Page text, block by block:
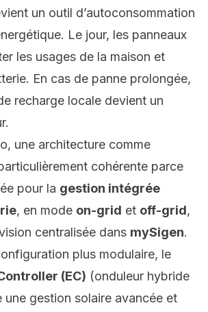
un outil d’autoconsommation
Le jour, les panneaux
les usages de la maison et
En cas de panne prolongée,
recharge locale devient un
une architecture comme
cohérente parce
pour la gestion intégrée
, en mode on-grid et off-grid,
centralisée dans mySigen.
plus modulaire, le
(EC) (onduleur hybride
gestion solaire avancée et